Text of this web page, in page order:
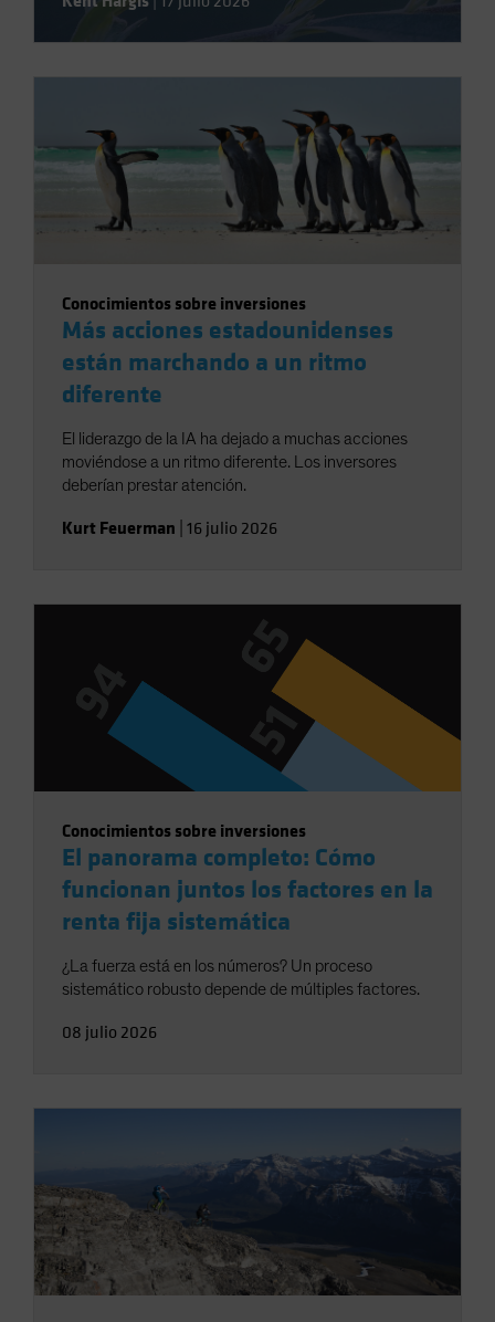
Conocimientos sobre inversiones
Más acciones estadounidenses
están marchando a un ritmo
diferente
El liderazgo de la IA ha dejado a muchas acciones
moviéndose a un ritmo diferente. Los inversores
deberían prestar atención.
Kurt Feuerman 16 julio 2026
Conocimientos sobre inversiones
El panorama completo: Cómo
funcionan juntos los factores en la
renta fija sistemática
¿La fuerza está en los números? Un proceso
sistemático robusto depende de múltiples factores.
08 julio 2026